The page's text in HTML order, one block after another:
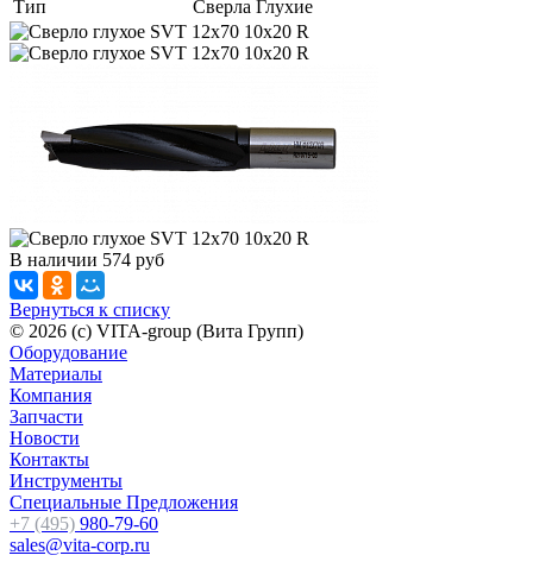
Тип
Сверла Глухие
В наличии 574 руб
Вернуться к списку
© 2026 (c) VITA-group (Вита Групп)
Оборудование
Материалы
Компания
Запчасти
Новости
Контакты
Инструменты
Специальные Предложения
+7 (495) 980-79-60
sales@vita-corp.ru